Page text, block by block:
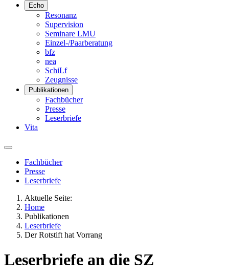
Echo
Resonanz
Supervision
Seminare LMU
Einzel-/Paarberatung
bfz
nea
SchiLf
Zeugnisse
Publikationen
Fachbücher
Presse
Leserbriefe
Vita
Fachbücher
Presse
Leserbriefe
Aktuelle Seite:
Home
Publikationen
Leserbriefe
Der Rotstift hat Vorrang
Leserbriefe an die SZ